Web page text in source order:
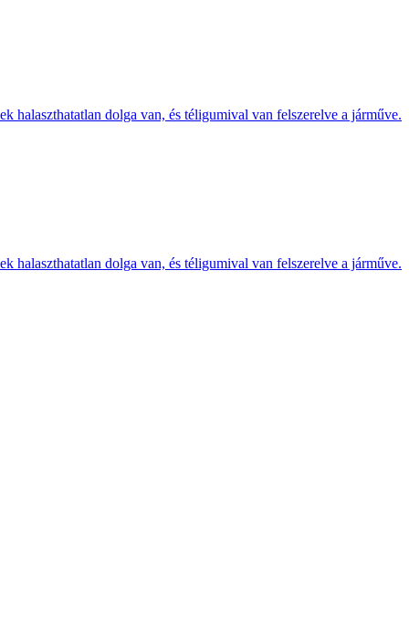
dolga van, és téligumival van felszerelve a járműve.
dolga van, és téligumival van felszerelve a járműve.